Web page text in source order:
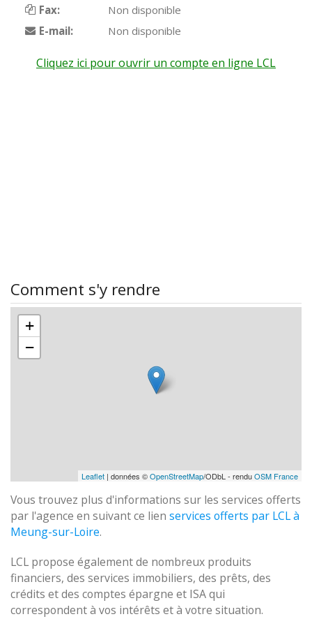
Fax:
Non disponible
E-mail:
Non disponible
Cliquez ici pour ouvrir un compte en ligne LCL
Comment s'y rendre
+
−
Leaflet | données ©OpenStreetMap/ODbL - renduOSM France
Vous trouvez plus d'informations sur les services offerts
par l'agence en suivant ce lien services offerts par LCL à
Meung-sur-Loire.
LCL propose également de nombreux produits
financiers, des services immobiliers, des prêts, des
crédits et des comptes épargne et ISA qui
correspondent à vos intérêts et à votre situation.